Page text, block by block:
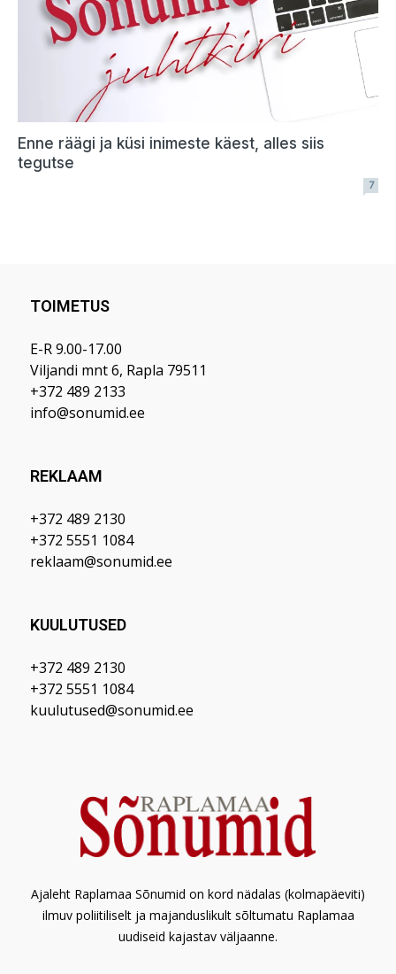
TOIMETUS
E-R 9.00-17.00
Viljandi mnt 6, Rapla 79511
+372 489 2133
info@sonumid.ee
REKLAAM
+372 489 2130
+372 5551 1084
reklaam@sonumid.ee
KUULUTUSED
+372 489 2130
+372 5551 1084
kuulutused@sonumid.ee
Ajaleht Raplamaa Sõnumid on kord nädalas (kolmapäeviti)
ilmuv poliitiliselt ja majanduslikult sõltumatu Raplamaa
uudiseid kajastav väljaanne.